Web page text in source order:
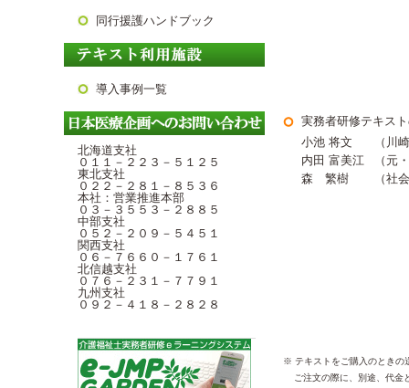
同行援護ハンドブック
導入事例一覧
北海道支社
０１１－２２３－５１２５
東北支社
０２２－２８１－８５３６
本社：営業推進本部
０３－３５５３－２８８５
中部支社
０５２－２０９－５４５１
関西支社
０６－７６６０－１７６１
北信越支社
０７６－２３１－７７９１
九州支社
０９２－４１８－２８２８
実務者研修テキス
小池 将文
（川
内田 富美江
（元
森 繁樹
（社
※ テキストをご購入のときの
ご注文の際に、別途、代金